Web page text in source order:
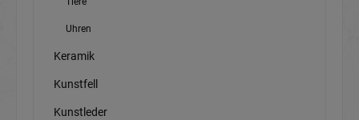
Uhren
Keramik
Kunstfell
Kunstleder